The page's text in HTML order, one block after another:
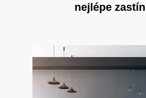
nejlépe